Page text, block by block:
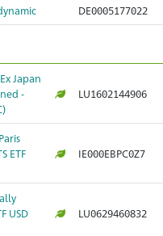
DE0005177022
Japan
-
LU1602144906
ETF
IE000EBPC0Z7
USD
LU0629460832